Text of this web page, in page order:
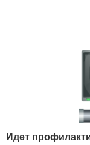
Идет